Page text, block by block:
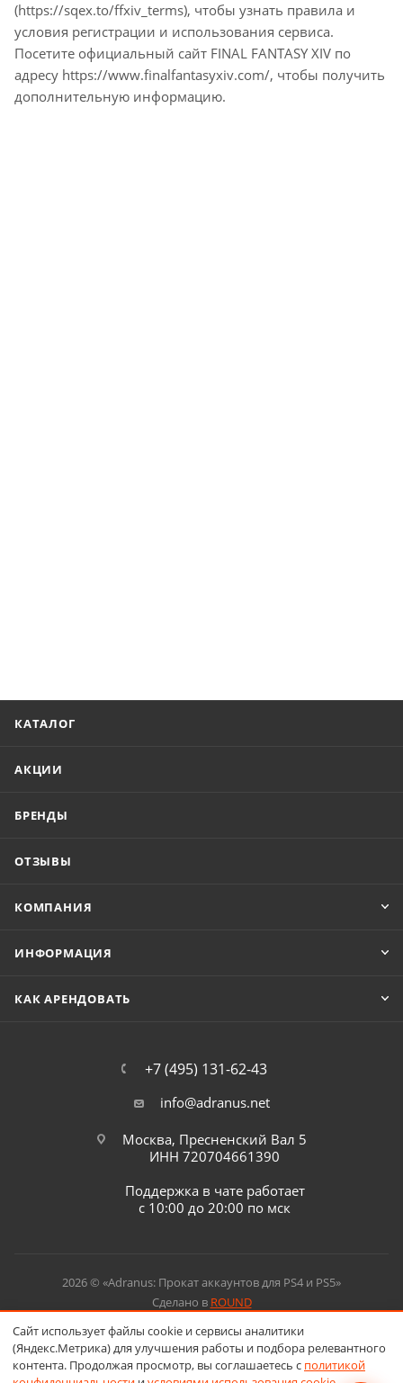
(https://sqex.to/ffxiv_terms), чтобы узнать правила и
условия регистрации и использования сервиса.
Посетите официальный сайт FINAL FANTASY XIV по
адресу https://www.finalfantasyxiv.com/, чтобы получить
дополнительную информацию.
КАТАЛОГ
АКЦИИ
БРЕНДЫ
ОТЗЫВЫ
КОМПАНИЯ
ИНФОРМАЦИЯ
КАК АРЕНДОВАТЬ
+7 (495) 131-62-43
info@adranus.net
Москва, Пресненский Вал 5
ИНН 720704661390
Поддержка в чате работает
с 10:00 до 20:00 по мск
2026 © «Adranus: Прокат аккаунтов для PS4 и PS5»
Сделано в ROUND
Сайт использует файлы cookie и сервисы аналитики
(Яндекс.Метрика) для улучшения работы и подбора релевантного
контента. Продолжая просмотр, вы соглашаетесь с политикой